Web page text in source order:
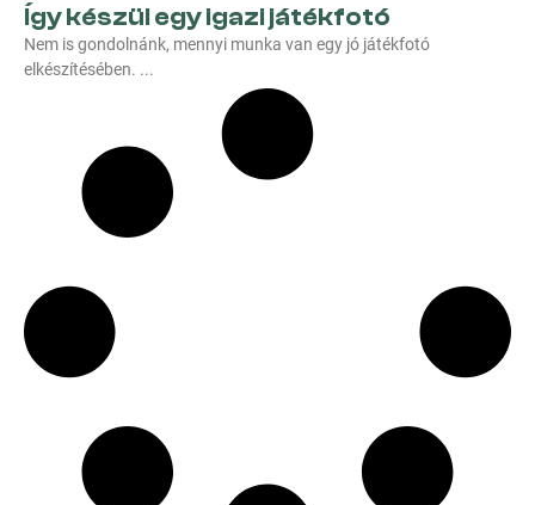
Így készül egy igazi játékfotó
Nem is gondolnánk, mennyi munka van egy jó játékfotó
elkészítésében.